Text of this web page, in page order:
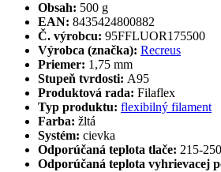
Obsah: 500 g
EAN: 8435424800882
Č. výrobcu: 95FFLUOR175500
Výrobca (značka): Recreus
Priemer: 1,75 mm
Stupeň tvrdosti: A95
Produktová rada: Filaflex
Typ produktu: flexibilný filament
Farba: žltá
Systém: cievka
Odporúčaná teplota tlače: 215-
Odporúčaná teplota vyhrievacej